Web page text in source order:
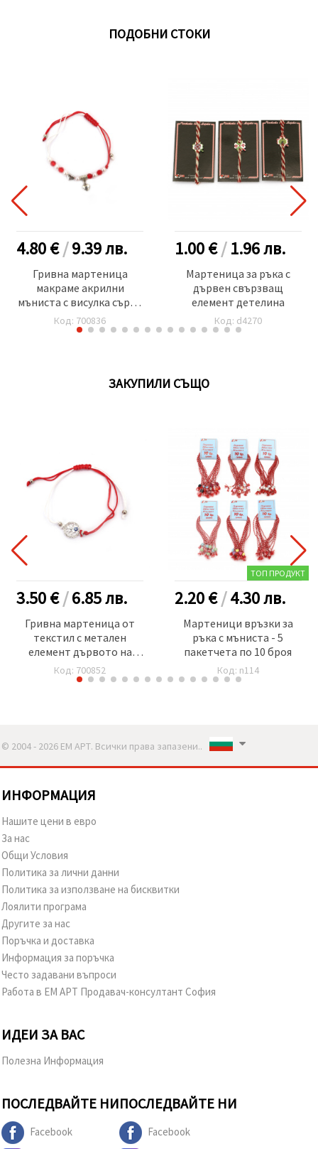
ПОДОБНИ СТОКИ
4.80 €/9.39лв.
Гривна мартеница
макраме акрилни
мъниста с висулка сърце
-12 броя
Код: 700836
1.00 €/1.96лв.
Мартеница за ръка с
дървен свързващ
елемент детелина
Код: d4270
ЗАКУПИЛИ СЪЩО
3.50 €/6.85лв.
Гривна мартеница от
текстил с метален
елемент дървото на
живота с кристали и
синьо око -12 броя
Код: 700852
ТОП ПРОДУКТ
2.20 €/4.30лв.
Мартеници връзки за
ръка с мъниста - 5
пакетчета по 10 броя
Код: n114
© 2004 - 2026 ЕМ АРТ. Всички права запазени..
ИНФОРМАЦИЯ
Нашите цени в евро
За нас
Общи Условия
Политика за лични данни
Политика за използване на бисквитки
Лоялити програма
Другите за нас
Поръчка и доставка
Информация за поръчка
Често задавани въпроси
Работа в ЕМ АРТ Продавач-консултант София
ИДЕИ ЗА ВАС
Полезна Информация
ПОСЛЕДВАЙТЕ НИ
Facebook
ПОСЛЕДВАЙТЕ НИ
Facebook